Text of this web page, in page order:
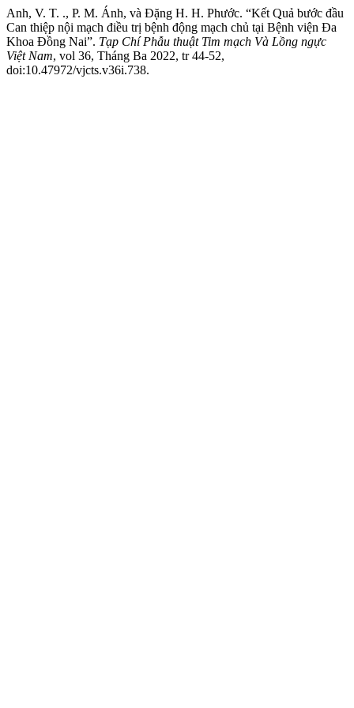
Anh, V. T. ., P. M. Ánh, và Đặng H. H. Phước. “Kết Quả bước đầu
Can thiệp nội mạch điều trị bệnh động mạch chủ tại Bệnh viện Đa
Khoa Đồng Nai”. Tạp Chí Phẫu thuật Tim mạch Và Lồng ngực
Việt Nam, vol 36, Tháng Ba 2022, tr 44-52,
doi:10.47972/vjcts.v36i.738.